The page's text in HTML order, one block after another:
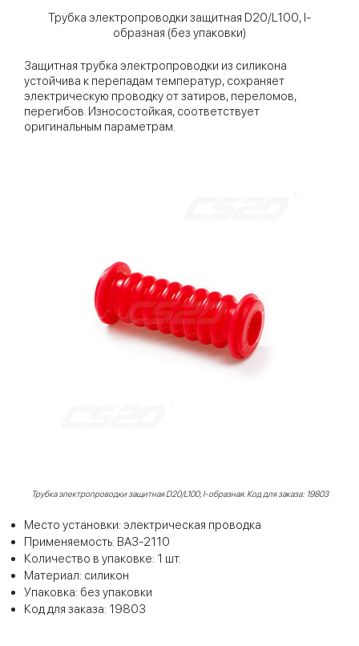
Трубка электропроводки защитная D20/L100, I-
образная (без упаковки)
Защитная трубка электропроводки из силикона
устойчива к перепадам температур, сохраняет
электрическую проводку от затиров, переломов,
перегибов. Износостойкая, соответствует
оригинальным параметрам.
Трубка электропроводки защитная D20/L100, I-образная. Код для заказа: 19803
Место установки: электрическая проводка
Применяемость: ВАЗ-2110
Количество в упаковке: 1 шт.
Материал: силикон
Упаковка: без упаковки
Код для заказа: 19803